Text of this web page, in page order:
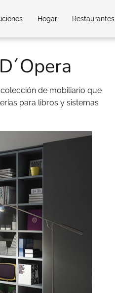
Hogar Restaurantes
de mobiliario que
para libros y sistemas